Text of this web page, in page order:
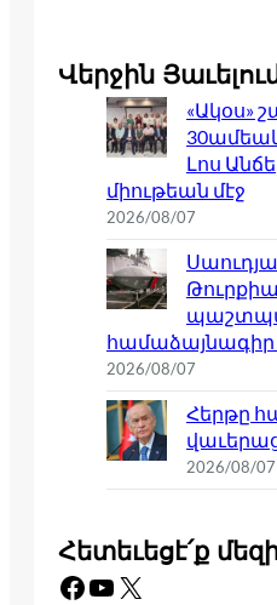
Վերջին
«Ակօս»
Լոս
միութեան մէջ
2026/08/07
համաձայնագիր
2026/08/07
Հերթը
2026/08/07
Հետեւեցէ՛ք
Facebook YouTube X